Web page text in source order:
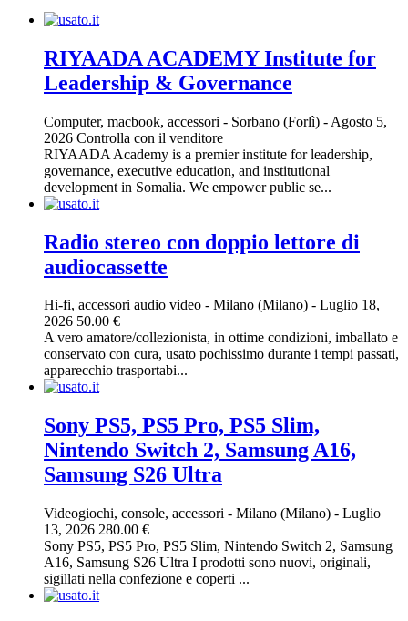
RIYAADA ACADEMY Institute for
Leadership & Governance
Computer, macbook, accessori - Sorbano (Forlì) - Agosto 5,
2026 Controlla con il venditore
RIYAADA Academy is a premier institute for leadership,
governance, executive education, and institutional
development in Somalia. We empower public se...
Radio stereo con doppio lettore di
audiocassette
Hi-fi, accessori audio video - Milano (Milano) - Luglio 18,
2026 50.00 €
A vero amatore/collezionista, in ottime condizioni, imballato e
conservato con cura, usato pochissimo durante i tempi passati,
apparecchio trasportabi...
Sony PS5, PS5 Pro, PS5 Slim,
Nintendo Switch 2, Samsung A16,
Samsung S26 Ultra
Videogiochi, console, accessori - Milano (Milano) - Luglio
13, 2026 280.00 €
Sony PS5, PS5 Pro, PS5 Slim, Nintendo Switch 2, Samsung
A16, Samsung S26 Ultra I prodotti sono nuovi, originali,
sigillati nella confezione e coperti ...